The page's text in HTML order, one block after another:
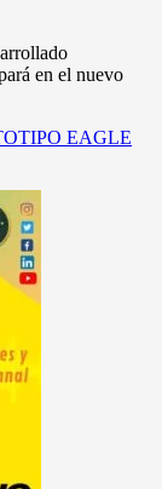
en el nuevo
EAGLE